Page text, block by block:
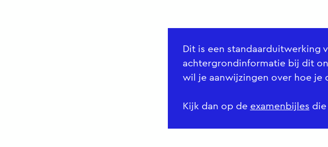
Dit is een standaarduitwerking
achtergrondinformatie bij dit
wil je aanwijzingen over hoe je
Kijk dan op de examenbijles die